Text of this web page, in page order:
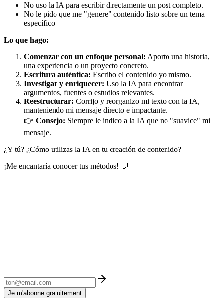
No uso la IA para escribir directamente un post completo.
No le pido que me "genere" contenido listo sobre un tema
específico.
Lo que hago:
Comenzar con un enfoque personal: Aporto una historia,
una experiencia o un proyecto concreto.
Escritura auténtica: Escribo el contenido yo mismo.
Investigar y enriquecer: Uso la IA para encontrar
argumentos, fuentes o estudios relevantes.
Reestructurar: Corrijo y reorganizo mi texto con la IA,
manteniendo mi mensaje directo e impactante.
👉 Consejo: Siempre le indico a la IA que no "suavice" mi
mensaje.
¿Y tú? ¿Cómo utilizas la IA en tu creación de contenido?
¡Me encantaría conocer tus métodos! 💬
Je m'abonne gratuitement